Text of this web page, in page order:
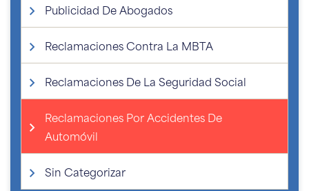
Publicidad De Abogados
Reclamaciones Contra La MBTA
Reclamaciones De La Seguridad Social
Reclamaciones Por Accidentes De
Automóvil
Sin Categorizar